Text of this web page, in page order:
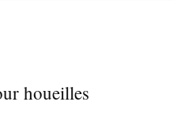
houeilles